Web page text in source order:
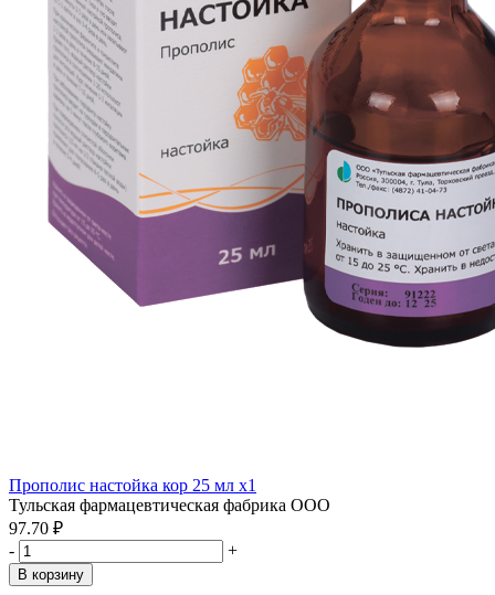
Прополис настойка кор 25 мл x1
Тульская фармацевтическая фабрика ООО
97.70 ₽
-
+
В корзину